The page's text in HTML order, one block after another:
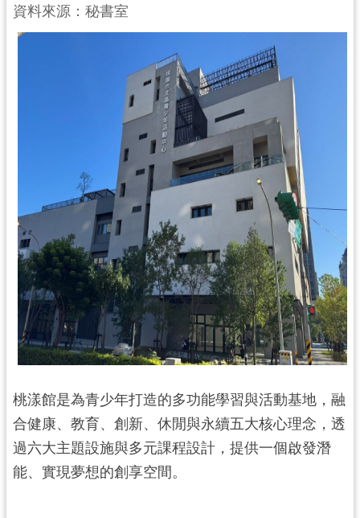
們
業
便
民
服
桃
青
資
基
地
介
紹
資料來源：秘書室
桃漾館是為青少年打造的多功能學習與活動基地，融
合健康、教育、創新、休閒與永續五大核心理念，透
過六大主題設施與多元課程設計，提供一個啟發潛
能、實現夢想的創享空間。